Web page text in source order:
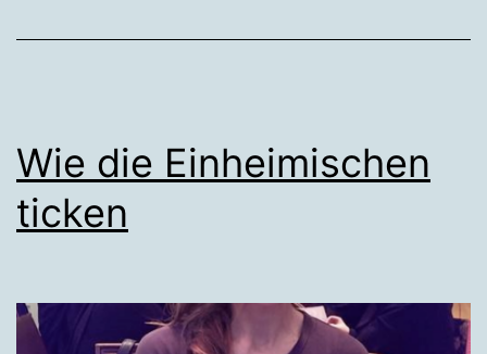
Wie die Einheimischen
ticken